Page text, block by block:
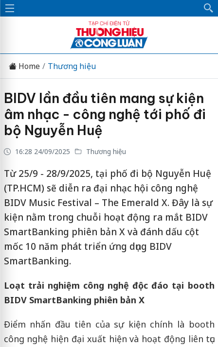
Home Thương hiệu
BIDV lần đầu tiên mang sự kiện
âm nhạc - công nghệ tới phố đi
bộ Nguyễn Huệ
16:28 24/09/2025 Thương hiệu
Từ 25/9 - 28/9/2025, tại phố đi bộ Nguyễn Huệ
(TP.HCM) sẽ diễn ra đại nhạc hội công nghệ
BIDV Music Festival – The Emerald X. Đây là sự
kiện nằm trong chuỗi hoạt động ra mắt BIDV
SmartBanking phiên bản X và đánh dấu cột
mốc 10 năm phát triển ứng dụng BIDV
SmartBanking.
Loạt trải nghiệm công nghệ độc đáo tại booth
BIDV SmartBanking phiên bản X
Điểm nhấn đầu tiên của sự kiện chính là booth
công nghệ hiện đại xuất hiện và hoạt động liên tục